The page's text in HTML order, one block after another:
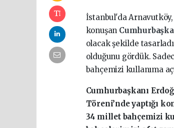
İstanbul'da Arnavutköy,
konuşan
olacak şekilde
olduğunu gördük.
bahçemizi kullanıma
Cumhurbaşkanı
Töreni’nde yaptığı
34 millet bahçemizi